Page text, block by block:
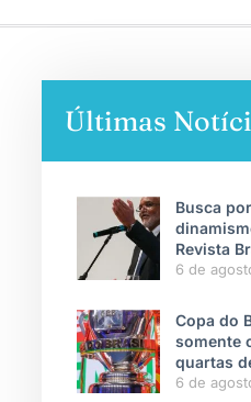
Últimas
Busca
Revista
6 de
Copa do
somente
quartas
6 de